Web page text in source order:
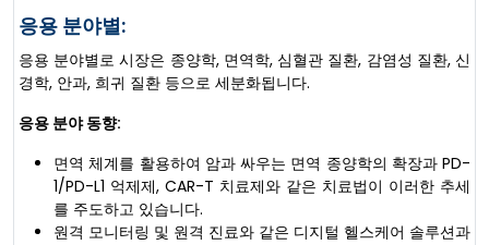
응용 분야별:
응용 분야별로 시장은 종양학, 면역학, 심혈관 질환, 감염성 질환, 신
경학, 안과, 희귀 질환 등으로 세분화됩니다.
응용 분야 동향:
면역 체계를 활용하여 암과 싸우는 면역 종양학의 확장과 PD-
1/PD-L1 억제제, CAR-T 치료제와 같은 치료법이 이러한 추세
를 주도하고 있습니다.
원격 모니터링 및 원격 진료와 같은 디지털 헬스케어 솔루션과